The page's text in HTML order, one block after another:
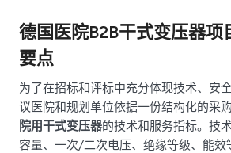
德国医院B2B干式变压器项
要点
为了在招标和评标中充分体现技术、安
议医院和规划单位依据一份结构化的采
院用干式变压器的技术和服务指标。技
容量、一次/二次电压、绝缘等级、能效